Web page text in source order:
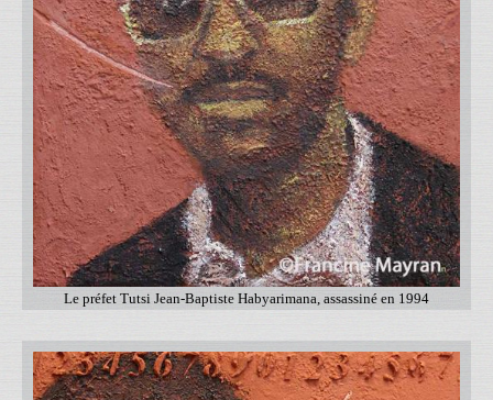
Le préfet Tutsi Jean-Baptiste Habyarimana, assassiné en 1994